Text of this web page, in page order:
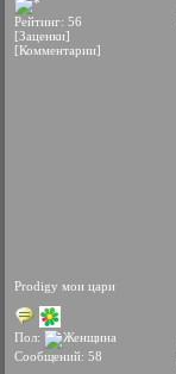
Рейтинг: 56
[Заценки]
[Комментарии]
Prodigy мои цари
Пол:
Сообщений: 58